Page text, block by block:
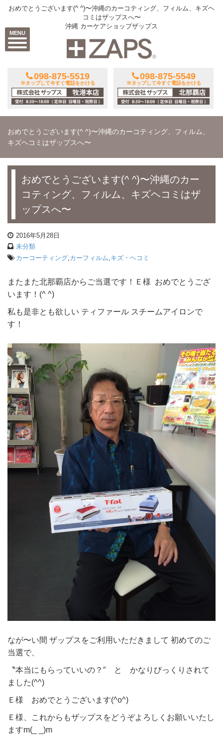
MENU
おめでとうございます(^ ^)〜沖縄のカーコティング、フィルム、キズヘ
コミはザップスへ〜
沖縄 カーケアショップザップス
098-875-5519
※タップして今すぐ電話をかける
098-875-5549
※タップして今すぐ電話をかける
おめでとうございます(^ ^)〜沖縄のカーコティング、フィルム、
キズヘコミはザップスへ〜
おめでとうございます(^ ^)〜沖縄のカー
コティング、フィルム、キズヘコミはザ
ップスへ〜
2016年5月28日
未分類
カーコーティング カーフィルム キズ・ヘコミ
またまた北那覇店からご当選です！Ｅ様 おめでとうござ
います！(^ ^)
私も是非とも欲しい ティファール スチームアイロンで
す！
なが〜い間 ザップスをご利用いただきまして 初めてのご
当選で、
〝本当にもらっていいの？″ と かなりびっくりされて
ました(^^)
Ｅ様 おめでとうございます(^o^)
Ｅ様、これからもザップスをどうぞよろしくお願いいたし
ますm(_ _)m